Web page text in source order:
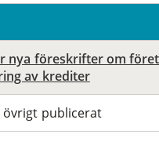
nya föreskrifter om
av krediter
övrigt publicerat